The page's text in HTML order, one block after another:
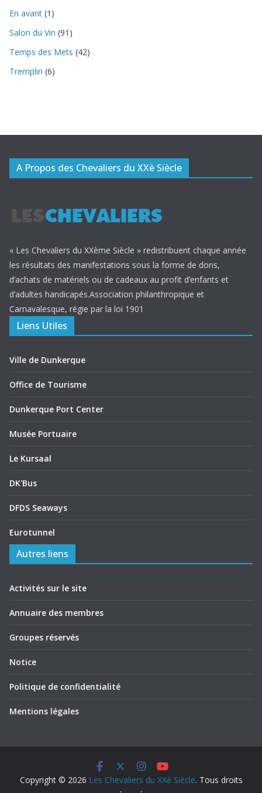
En avant (1)
Salon du Vin (91)
Temps des Mets (42)
Tremplin (6)
A Propos des Chevaliers du XXè Siècle
« Les Chevaliers du XXème Siècle » redistribuent chaque année
les résultats des manifestations sous la forme de dons,
d’achats de matériels ou de cadeaux au profit d’enfants et
d’adultes handicapés.Association philanthropique et
Carnavalesque, régie par la loi 1901
Liens Utiles
Ville de Dunkerque
Office de Tourisme
Dunkerque Port Center
Musée Portuaire
Le Kursaal
DK'Bus
DFDS Seaways
Eurotunnel
Autres liens
Activités sur le site
Annuaire des membres
Groupes réservés
Notice
Politique de confidentialité
Mentions légales
Copyright © 2026 Les Chevaliers du XXè Siècle. Tous droits